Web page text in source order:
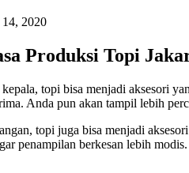
2020
Produksi Topi
topi bisa menjadi aksesori
Anda pun akan tampil lebih
topi juga bisa menjadi
penampilan berkesan lebih